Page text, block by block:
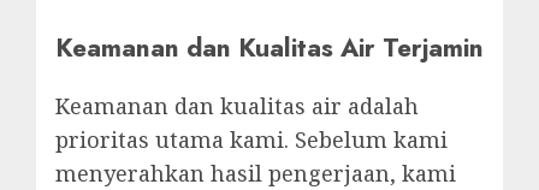
Keamanan dan Kualitas Air Terjamin
Keamanan dan kualitas air adalah
prioritas utama kami. Sebelum kami
menyerahkan hasil pengerjaan, kami